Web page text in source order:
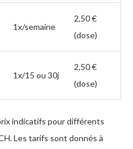
1x/semaine
2,50 €
(dose)
1x/15 ou 30j
2,50 €
(dose)
indicatifs pour différents
Les tarifs sont donnés à